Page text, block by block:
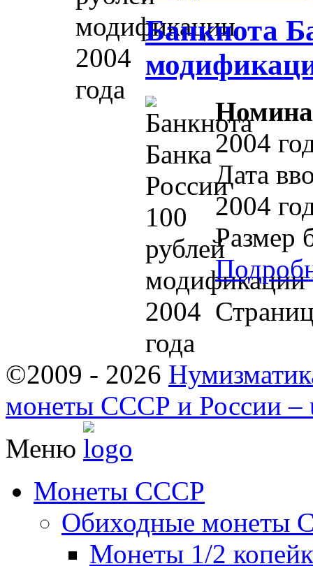
Банкнота
2004
Дата
2004
Размер
©2009 - 2026
монеты СССР и России –
Меню
Монеты СССР
Обиходные монеты
Монеты 1/2